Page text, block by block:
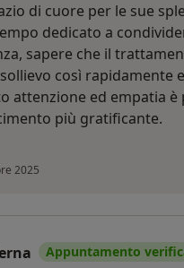
di cuore per le sue
dedicato a
sapere che il
così rapidamente
attenzione ed empatia è
più gratificante.
2025
Appuntamento